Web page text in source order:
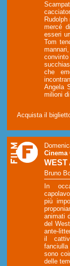
mercé
esseri
Tom
che
Angela
milioni
Acquista il
Cinema
WEST
Bruno
In
più
animati
del
ante-
il
sono
delle